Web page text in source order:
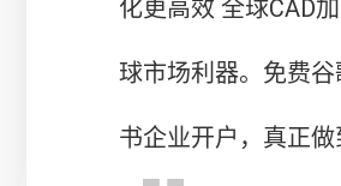
化更高效 全球CAD
球市场利器。免费谷
书企业开户，真正